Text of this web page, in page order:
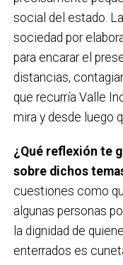
social del estado.
sociedad por
para encarar el
distancias,
que recurría Valle
mira y desde luego
¿Qué reflexión te
sobre dichos
cuestiones como
algunas personas
la dignidad de
enterrados es